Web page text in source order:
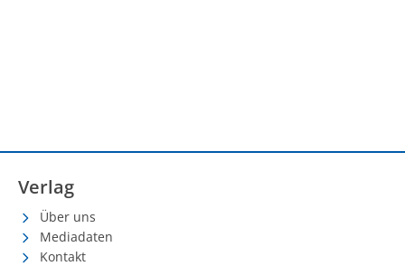
Verlag
Über uns
Mediadaten
Kontakt